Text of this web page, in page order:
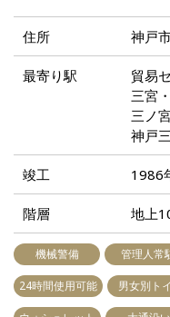
住所 神戸
最寄り駅
貿易
三宮
三ノ
神戸
竣工 1986
階層 地上
機械警備 管理人常
24時間使用可能 男女別ト